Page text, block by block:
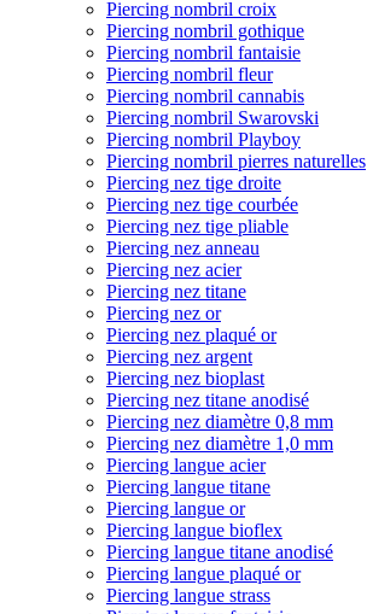
Piercing nombril croix
Piercing nombril gothique
Piercing nombril fantaisie
Piercing nombril fleur
Piercing nombril cannabis
Piercing nombril Swarovski
Piercing nombril Playboy
Piercing nombril pierres naturelles
Piercing nez tige droite
Piercing nez tige courbée
Piercing nez tige pliable
Piercing nez anneau
Piercing nez acier
Piercing nez titane
Piercing nez or
Piercing nez plaqué or
Piercing nez argent
Piercing nez bioplast
Piercing nez titane anodisé
Piercing nez diamètre 0,8 mm
Piercing nez diamètre 1,0 mm
Piercing langue acier
Piercing langue titane
Piercing langue or
Piercing langue bioflex
Piercing langue titane anodisé
Piercing langue plaqué or
Piercing langue strass